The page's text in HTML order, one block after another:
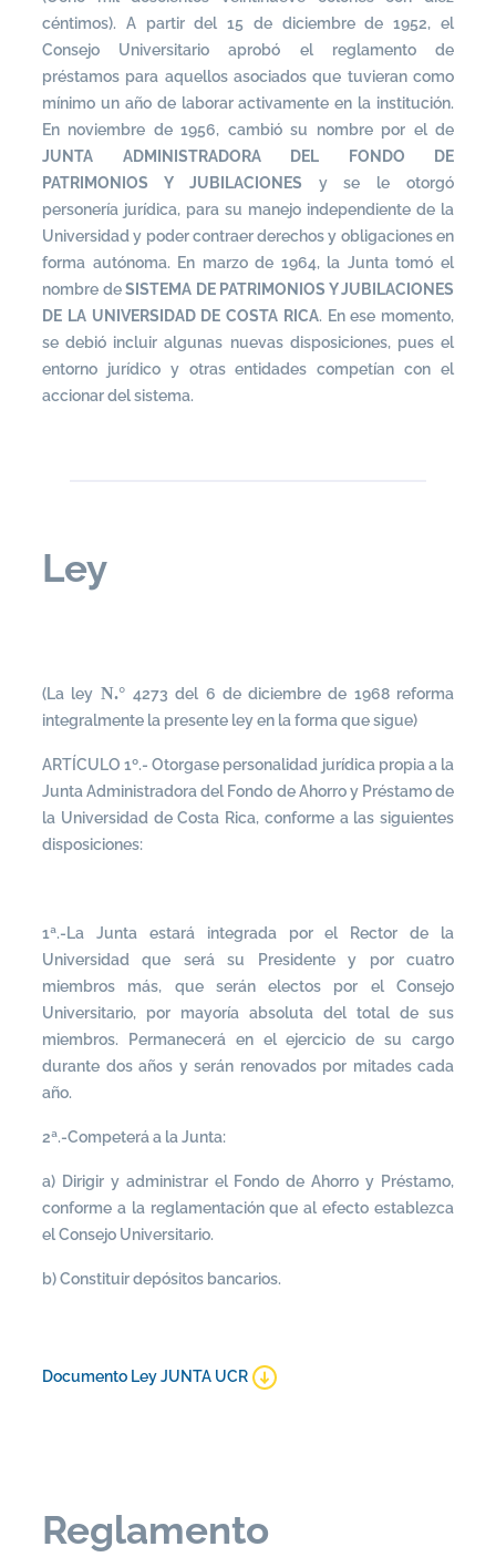
céntimos). A partir del 15 de diciembre de 1952, el
Consejo Universitario aprobó el reglamento de
préstamos para aquellos asociados que tuvieran como
mínimo un año de laborar activamente en la institución.
En noviembre de 1956, cambió su nombre por el de
JUNTA ADMINISTRADORA DEL FONDO DE
PATRIMONIOS Y JUBILACIONES y se le otorgó
personería jurídica, para su manejo independiente de la
Universidad y poder contraer derechos y obligaciones en
forma autónoma. En marzo de 1964, la Junta tomó el
nombre deSISTEMA DE PATRIMONIOS Y JUBILACIONES
DE LA UNIVERSIDAD DE COSTA RICA. En ese momento,
se debió incluir algunas nuevas disposiciones, pues el
entorno jurídico y otras entidades competían con el
accionar del sistema.
Ley
(La ley N.° 4273 del 6 de diciembre de 1968 reforma
integralmente la presente ley en la forma que sigue)
ARTÍCULO 1º.- Otorgase personalidad jurídica propia a la
Junta Administradora del Fondo de Ahorro y Préstamo de
la Universidad de Costa Rica, conforme a las siguientes
disposiciones:
1ª.-La Junta estará integrada por el Rector de la
Universidad que será su Presidente y por cuatro
miembros más, que serán electos por el Consejo
Universitario, por mayoría absoluta del total de sus
miembros. Permanecerá en el ejercicio de su cargo
durante dos años y serán renovados por mitades cada
año.
2ª.-Competerá a la Junta:
a) Dirigir y administrar el Fondo de Ahorro y Préstamo,
conforme a la reglamentación que al efecto establezca
el Consejo Universitario.
b) Constituir depósitos bancarios.
Documento Ley JUNTA UCR
Reglamento